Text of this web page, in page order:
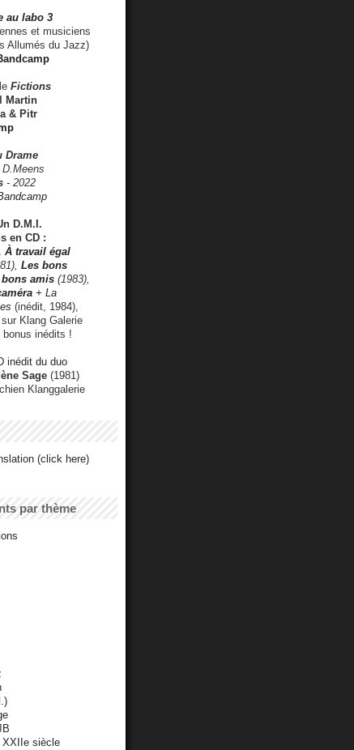
au labo 3
et musiciens
Allumés du Jazz)
Fictions
Martin
& Pitr
Drame
- 2022
D.M.I.
en CD :
À travail égal
Les bons
amis (1983),
+ La
(inédit, 1984),
Klang Galerie
inédits !
inédit du duo
Sage (1981)
Klanggalerie
(click here)
par thème
XXIIe siècle